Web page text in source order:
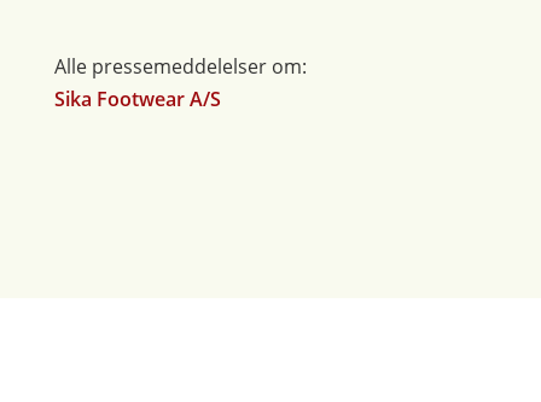
Alle pressemeddelelser om:
Sika Footwear A/S